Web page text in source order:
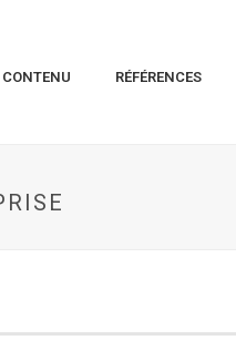
CONTENU RÉFÉRENCES